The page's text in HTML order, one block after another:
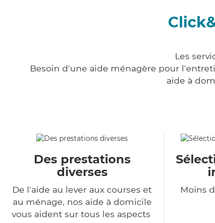
Les
Besoin d'une aide ménagère pour
aide à
Des prestations
diverses
De l'aide au lever aux courses et
au ménage, nos aide à domicile
vous aident sur tous les aspects
Moins